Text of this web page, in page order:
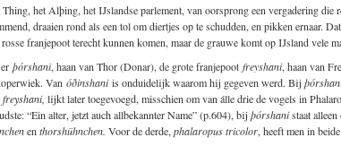
het Alþing, het IJslandse parlement, van oorsprong een vergadering die
draaien rond als een tol om diertjes op te schudden, en pikken ernaar.
franjepoot terecht kunnen komen, maar de grauwe komt op IJsland vele
þórshani, haan van Thor (Donar), de grote franjepoot freyshani, haan van
Van óðinshaniis onduidelijk waarom hij gegeven werd. Bij
freyshani, lijkt later toegevoegd, misschien om van álle drie de vogels in
“Ein alter, jetzt auch allbekannter Name” (p.604), bij þórshanistaat alleen
enthorshühnchen. Voor de derde, phalaropus tricolor, heeft men in